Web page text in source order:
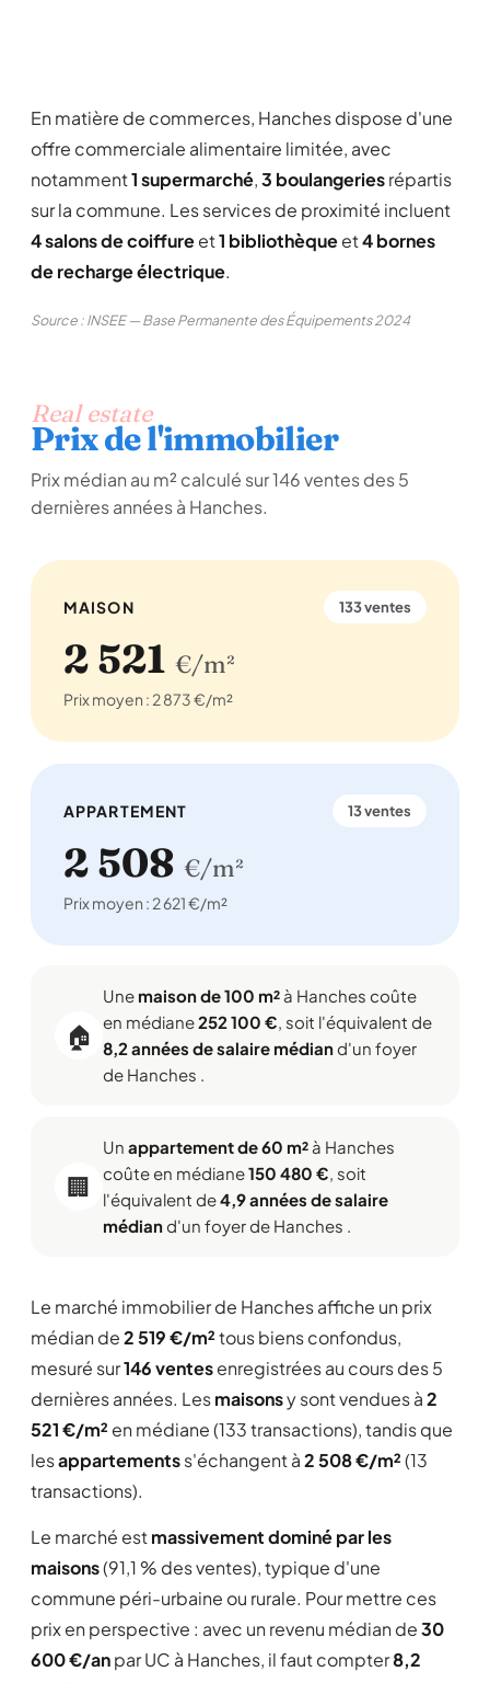
En matière de commerces, Hanches dispose d'une
offre commerciale alimentaire limitée, avec
notamment1 supermarché,3 boulangeriesrépartis
sur la commune. Les services de proximité incluent
4 salons de coiffureet1 bibliothèqueet4 bornes
de recharge électrique.
Source : INSEE — Base Permanente des Équipements 2024
Real estate
Prix de l'immobilier
Prix médian au m² calculé sur 146 ventes des 5
dernières années à Hanches.
MAISON 133 ventes
2 521 €/m²
Prix moyen : 2 873 €/m²
APPARTEMENT 13 ventes
2 508 €/m²
Prix moyen : 2 621 €/m²
🏠
Une maison de 100 m² à Hanches coûte
en médiane252 100 €, soit l'équivalent de
8,2 années de salaire médiand'un foyer
de Hanches .
🏢
Un appartement de 60 m² à Hanches
coûte en médiane150 480 €, soit
l'équivalent de4,9 années de salaire
médiand'un foyer de Hanches .
Le marché immobilier de Hanches affiche un prix
médian de2 519 €/m²tous biens confondus,
mesuré sur146 ventesenregistrées au cours des 5
dernières années. Lesmaisonsy sont vendues à2
521 €/m² en médiane (133 transactions), tandis que
lesappartementss'échangent à2 508 €/m²(13
transactions).
Le marché estmassivement dominé par les
maisons(91,1 % des ventes), typique d'une
commune péri-urbaine ou rurale. Pour mettre ces
prix en perspective : avec un revenu médian de30
600 €/anpar UC à Hanches, il faut compter8,2